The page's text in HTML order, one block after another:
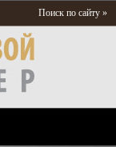
Поиск по сайту »